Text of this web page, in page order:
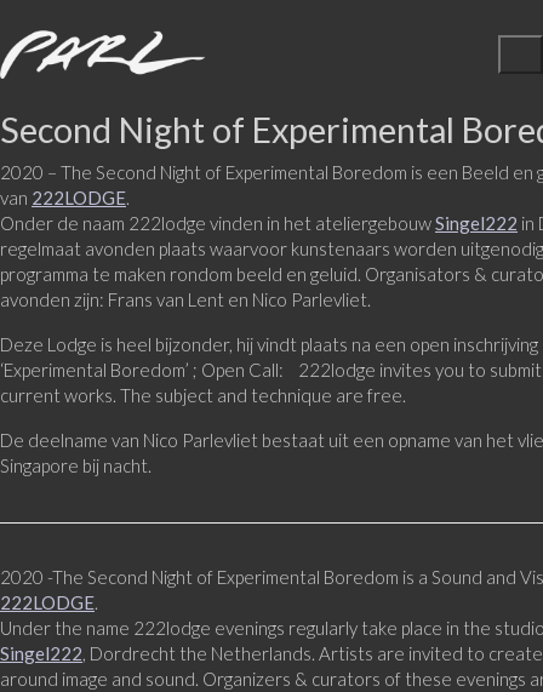
Second Night of Experimental
2020 – The Second Night of Experimental Boredom is een Beeld en
van 222LODGE.
Onder de naam 222lodge vinden in het ateliergebouwSingel222 in
regelmaat avonden plaats waarvoor kunstenaars worden
programma te maken rondom beeld en geluid. Organisators &
avonden zijn: Frans van Lent en Nico Parlevliet.
Deze Lodge is heel bijzonder, hij vindt plaats na een open
‘Experimental Boredom’ ; Open Call: 222lodge invites you to
current works. The subject and technique are free.
De deelname van Nico Parlevliet bestaat uit een opname van het
Singapore bij nacht.
2020 -The Second Night of Experimental Boredom is a Sound and
222LODGE.
Under the name 222lodge evenings regularly take place in the
Singel222, Dordrecht the Netherlands. Artists are invited to create
around image and sound. Organizers & curators of these evenings